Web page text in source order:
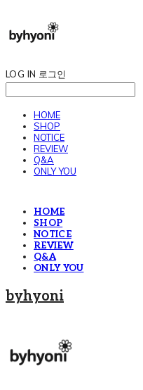
LOG IN 로그인
HOME
SHOP
NOTICE
REVIEW
Q&A
ONLY YOU
HOME
SHOP
NOTICE
REVIEW
Q&A
ONLY YOU
byhyoni